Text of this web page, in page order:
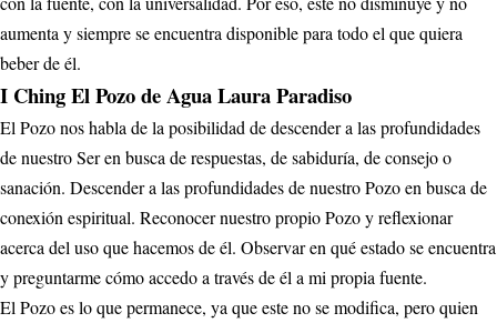
aumenta y siempre se encuentra disponible para todo el que quiera
beber de él.
I Ching El Pozo de Agua Laura Paradiso
El Pozo nos habla de la posibilidad de descender a las profundidades
de nuestro Ser en busca de respuestas, de sabiduría, de consejo o
sanación. Descender a las profundidades de nuestro Pozo en busca de
conexión espiritual. Reconocer nuestro propio Pozo y reflexionar
acerca del uso que hacemos de él. Observar en qué estado se encuentra
y preguntarme cómo accedo a través de él a mi propia fuente.
El Pozo es lo que permanece, ya que este no se modifica, pero quien